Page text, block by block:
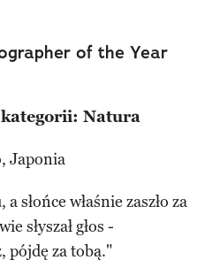
of the Year
Natura
Japonia
słońce właśnie zaszło za
słyszał głos -
pójdę za tobą."